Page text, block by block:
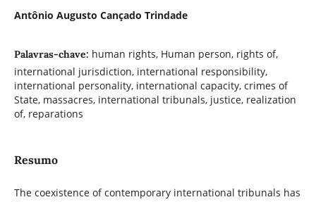
Antônio Augusto Cançado Trindade
Palavras-chave: human rights, Human person, rights of,
international jurisdiction, international responsibility,
international personality, international capacity, crimes of
State, massacres, international tribunals, justice, realization
of, reparations
Resumo
The coexistence of contemporary international tribunals has